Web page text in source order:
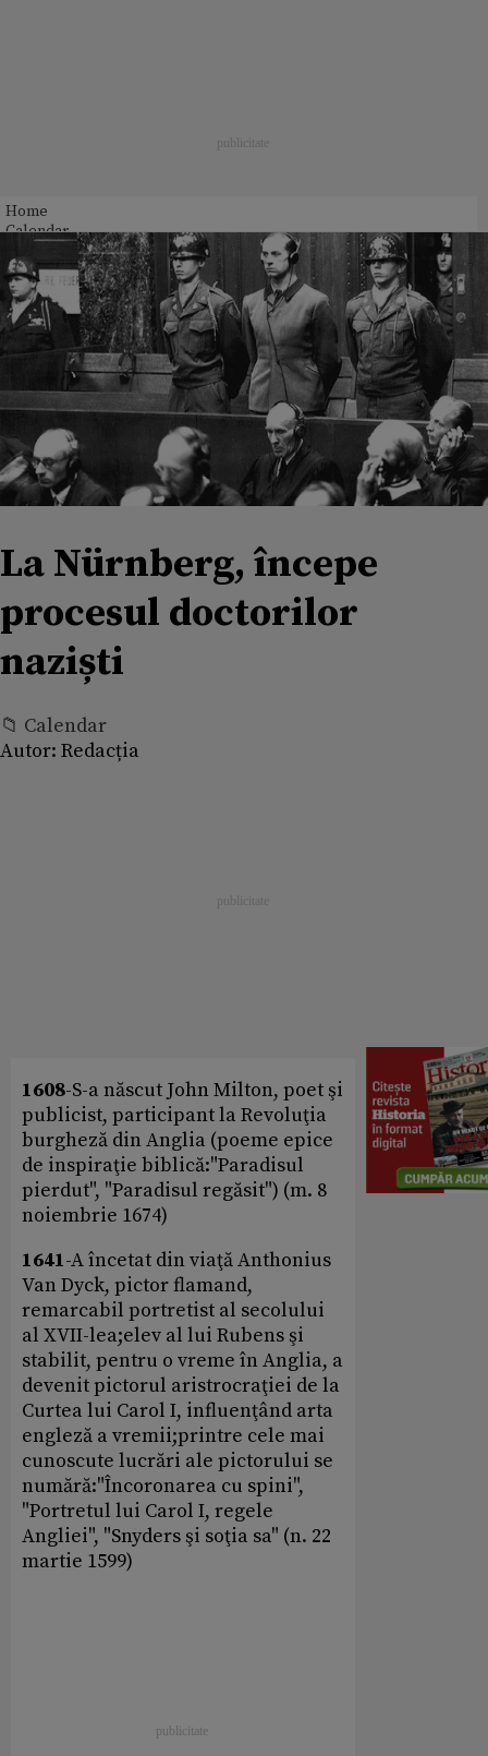
Home
Calendar
La Nürnberg, începe
procesul doctorilor
naziști
📁 Calendar
Autor: Redacția
1608-S-a născut John Milton, poet şi
publicist, participant la Revoluţia
burgheză din Anglia (poeme epice
de inspiraţie biblică:"Paradisul
pierdut", "Paradisul regăsit") (m. 8
noiembrie 1674)
1641-A încetat din viaţă Anthonius
Van Dyck, pictor flamand,
remarcabil portretist al secolului
al XVII-lea;elev al lui Rubens şi
stabilit, pentru o vreme în Anglia, a
devenit pictorul aristrocraţiei de la
Curtea lui Carol I, influenţând arta
engleză a vremii;printre cele mai
cunoscute lucrări ale pictorului se
numără:"Încoronarea cu spini",
"Portretul lui Carol I, regele
Angliei", "Snyders şi soţia sa" (n. 22
martie 1599)